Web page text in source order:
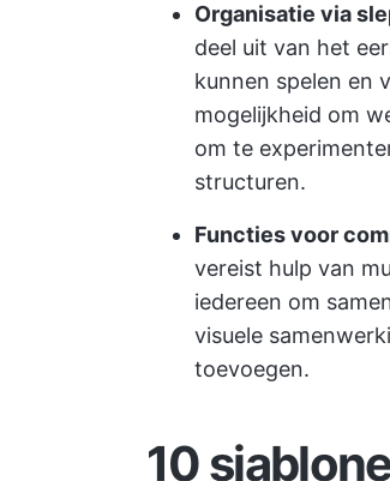
Organisatie via
deel uit van het
kunnen spelen en
mogelijkheid om
om te
structuren.
Functies voor
vereist hulp van
iedereen om
visuele
toevoegen.
10